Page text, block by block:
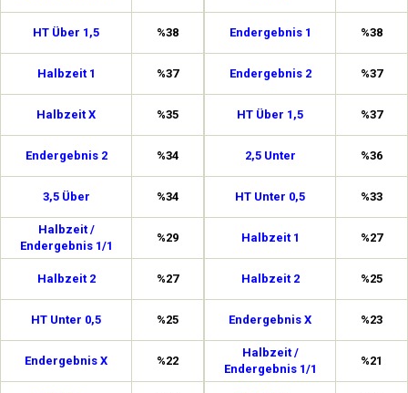
HT Über 1,5 %38
Halbzeit 1 %37
Halbzeit X %35
Endergebnis 2 %34
3,5 Über %34
Halbzeit /
Endergebnis 1/1
%29
Halbzeit 2 %27
HT Unter 0,5 %25
Endergebnis X %22
Endergebnis 1 %38
Endergebnis 2 %37
HT Über 1,5 %37
2,5 Unter %36
HT Unter 0,5 %33
Halbzeit 1 %27
Halbzeit 2 %25
Endergebnis X %23
Halbzeit /
Endergebnis 1/1
%21